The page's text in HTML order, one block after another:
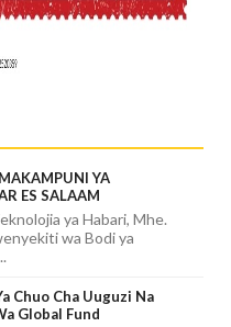
YA
ES SALAAM
ya Habari, Mhe.
wa Bodi ya
Chuo Cha Uuguzi Na
Global Fund